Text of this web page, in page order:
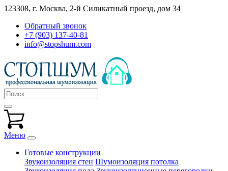
123308, г. Москва, 2-й Силикатный проезд, дом 34
Обратный звонок
+7 (903) 137-40-81
info@stopshum.com
Меню
Готовые конструкции
Звукоизоляция стен Шумоизоляция потолка